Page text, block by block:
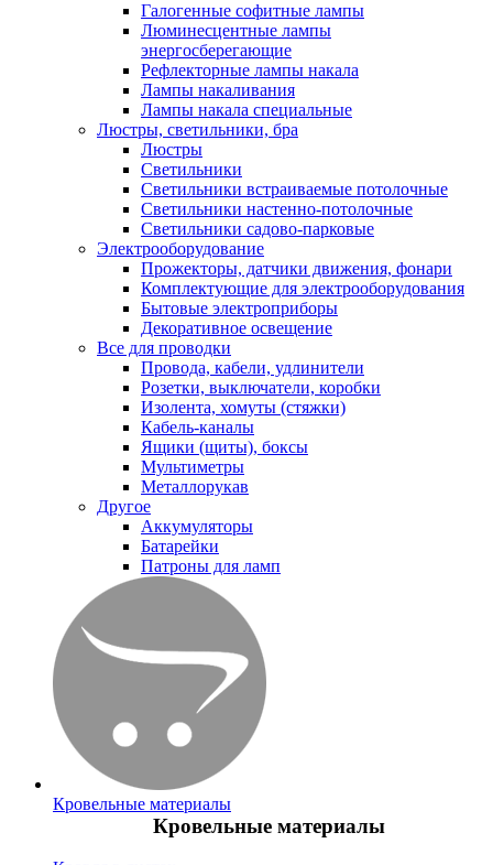
Галогенные софитные лампы
Люминесцентные лампы
энергосберегающие
Рефлекторные лампы накала
Лампы накаливания
Лампы накала специальные
Люстры, светильники, бра
Люстры
Светильники
Светильники встраиваемые потолочные
Светильники настенно-потолочные
Светильники садово-парковые
Электрооборудование
Прожекторы, датчики движения, фонари
Комплектующие для электрооборудования
Бытовые электроприборы
Декоративное освещение
Все для проводки
Провода, кабели, удлинители
Розетки, выключатели, коробки
Изолента, хомуты (стяжки)
Кабель-каналы
Ящики (щиты), боксы
Мультиметры
Металлорукав
Другое
Аккумуляторы
Батарейки
Патроны для ламп
Кровельные материалы
Кровельные материалы